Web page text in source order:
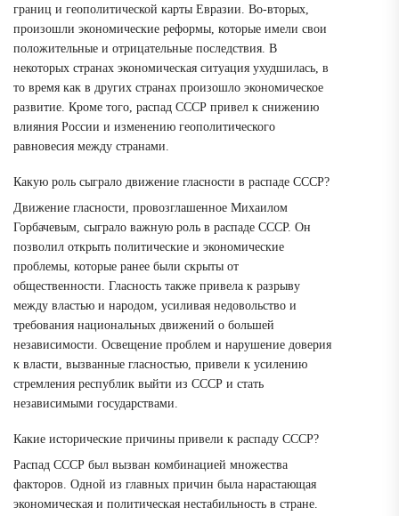
границ и геополитической карты Евразии. Во-вторых,
произошли экономические реформы, которые имели свои
положительные и отрицательные последствия. В
некоторых странах экономическая ситуация ухудшилась, в
то время как в других странах произошло экономическое
развитие. Кроме того, распад СССР привел к снижению
влияния России и изменению геополитического
равновесия между странами.
Какую роль сыграло движение гласности в распаде СССР?
Движение гласности, провозглашенное Михаилом
Горбачевым, сыграло важную роль в распаде СССР. Он
позволил открыть политические и экономические
проблемы, которые ранее были скрыты от
общественности. Гласность также привела к разрыву
между властью и народом, усиливая недовольство и
требования национальных движений о большей
независимости. Освещение проблем и нарушение доверия
к власти, вызванные гласностью, привели к усилению
стремления республик выйти из СССР и стать
независимыми государствами.
Какие исторические причины привели к распаду СССР?
Распад СССР был вызван комбинацией множества
факторов. Одной из главных причин была нарастающая
экономическая и политическая нестабильность в стране.